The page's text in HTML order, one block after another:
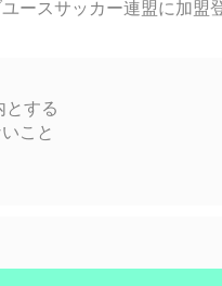
ースサッカー連盟に加盟
する
こと